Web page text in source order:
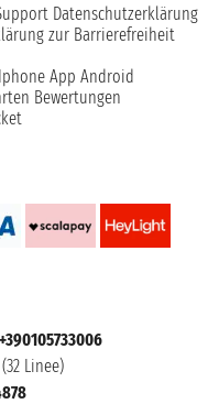
Datenschutzerklärung
zur Barrierefreiheit
App Android
Bewertungen
Linee)